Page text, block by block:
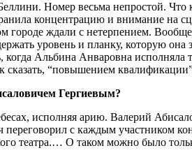
Номер весьма непростой. Что
концентрацию и внимание
городе ждали с нетерпением.
уровень и планку, которую
Альбина Анваровна
сказать, “повышением
Гергиевым?
исполняя арию. Валерий
с каждым участником
театра.… О таком можно было